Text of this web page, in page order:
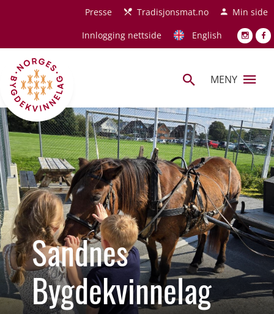
Hopp til hovedinnholdPresse Tradisjonsmat.no
Min side
Innlogging nettside
English
MENY
Sandnes
Bygdekvinnelag